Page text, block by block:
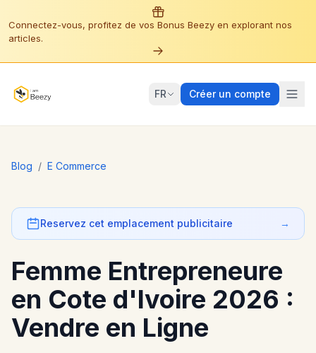
Connectez-vous, profitez de vos Bonus Beezy en explorant nos
articles.
FR Créer un compte
Blog / E Commerce
Reservez cet emplacement publicitaire →
Femme Entrepreneure
en Cote d'Ivoire 2026 :
Vendre en Ligne